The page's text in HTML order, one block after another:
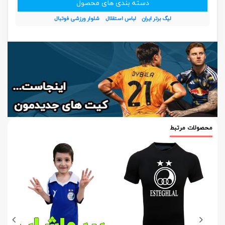
دسته بندی های محصول
لیگ برتر ایران لباس استقلال شلوار ورزشی فوتبال
محصولات مرتبط